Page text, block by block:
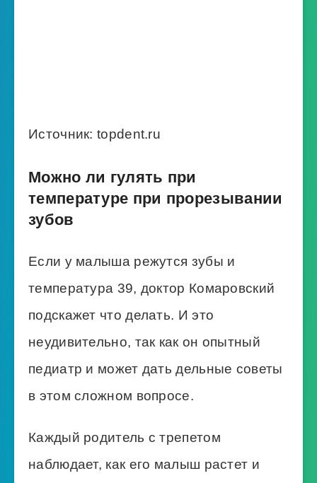
Источник: topdent.ru
Можно ли гулять при
температуре при прорезывании
зубов
Если у малыша режутся зубы и
температура 39, доктор Комаровский
подскажет что делать. И это
неудивительно, так как он опытный
педиатр и может дать дельные советы
в этом сложном вопросе.
Каждый родитель с трепетом
наблюдает, как его малыш растет и